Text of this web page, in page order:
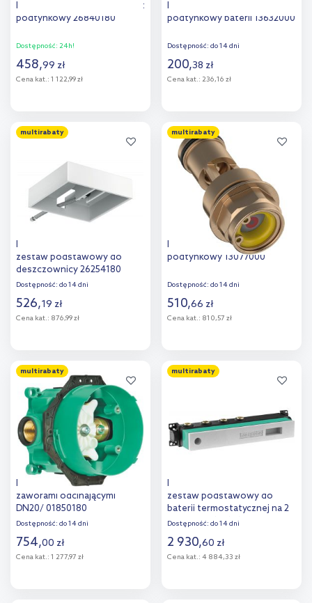
Hansgrohe Rainfinity element
podtynkowy 26840180
Dostępność: 24h!
458,99 zł
Cena kat.: 1 122,99 zł
Dodaj do
porównania
Hansgrohe element
podtynkowy baterii 13632000
Dostępność: do 14 dni
200,38 zł
Cena kat.: 236,16 zł
Dodaj do
porównania
multirabaty
Hansgrohe Raindance E
zestaw podstawowy do
deszczownicy 26254180
Dostępność: do 14 dni
526,19 zł
Cena kat.: 876,99 zł
Dodaj do
porównania
multirabaty
Hansgrohe element
podtynkowy 13077000
Dostępność: do 14 dni
510,66 zł
Cena kat.: 810,57 zł
Dodaj do
multirabaty
Hansgrohe iBox universal z
zaworami odcinającymi
DN20/ 01850180
Dostępność: do 14 dni
754,00 zł
Cena kat.: 1 277,97 zł
multirabaty
Hansgrohe RainSelect
zestaw podstawowy do
baterii termostatycznej na 2
odbiorniki 15310180
Dostępność: do 14 dni
2 930,60 zł
Cena kat.: 4 884,33 zł